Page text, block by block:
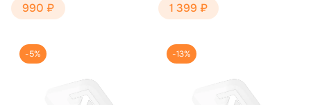
990 ₽ 1 399 ₽
-5% -13%